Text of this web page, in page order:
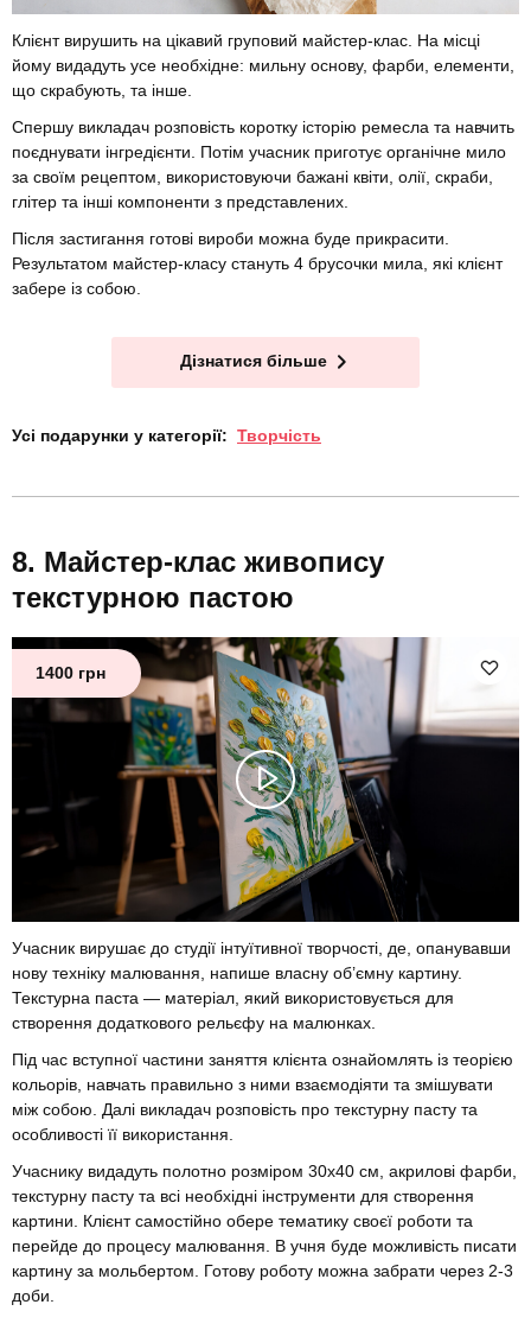
Клієнт вирушить на цікавий груповий майстер-клас. На місці
йому видадуть усе необхідне: мильну основу, фарби, елементи,
що скрабують, та інше.
Спершу викладач розповість коротку історію ремесла та навчить
поєднувати інгредієнти. Потім учасник приготує органічне мило
за своїм рецептом, використовуючи бажані квіти, олії, скраби,
глітер та інші компоненти з представлених.
Після застигання готові вироби можна буде прикрасити.
Результатом майстер-класу стануть 4 брусочки мила, які клієнт
забере із собою.
Дізнатися більше
Усі подарунки у категорії: Творчість
Майстер-клас живопису
текстурною пастою
1400 грн
Учасник вирушає до студії інтуїтивної творчості, де, опанувавши
нову техніку малювання, напише власну об’ємну картину.
Текстурна паста — матеріал, який використовується для
створення додаткового рельєфу на малюнках.
Під час вступної частини заняття клієнта ознайомлять із теорією
кольорів, навчать правильно з ними взаємодіяти та змішувати
між собою. Далі викладач розповість про текстурну пасту та
особливості її використання.
Учаснику видадуть полотно розміром 30х40 см, акрилові фарби,
текстурну пасту та всі необхідні інструменти для створення
картини. Клієнт самостійно обере тематику своєї роботи та
перейде до процесу малювання. В учня буде можливість писати
картину за мольбертом. Готову роботу можна забрати через 2-3
доби.